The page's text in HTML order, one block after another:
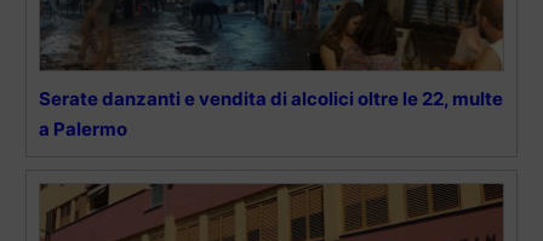
Serate danzanti e vendita di alcolici oltre le 22, multe
a Palermo